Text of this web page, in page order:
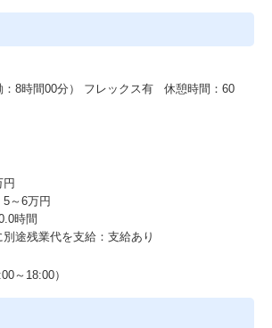
：8時間00分） フレックス有 休憩時間：60
～6万円
時間
途残業代を支給：支給あり
～18:00）